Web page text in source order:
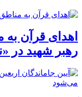
اهدای قرآن به
رهبر شهید در